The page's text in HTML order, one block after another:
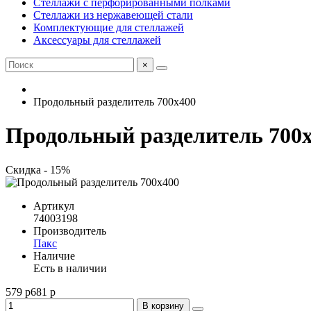
Стеллажи с перфорированными полками
Стеллажи из нержавеющей стали
Комплектующие для стеллажей
Аксессуары для стеллажей
×
Продольный разделитель 700x400
Продольный разделитель
Скидка - 15%
Артикул
74003198
Производитель
Пакс
Наличие
Есть в наличии
579 р681 р
В корзину